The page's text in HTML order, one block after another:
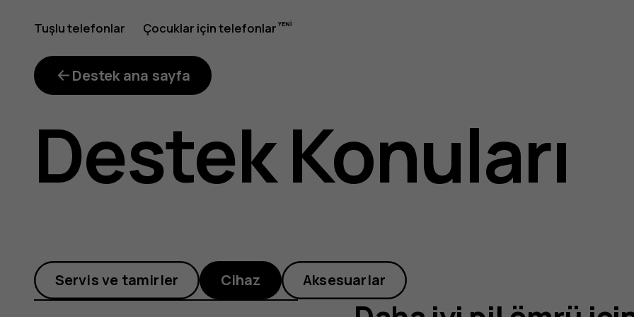
Daha
iyi
pil
ömrü
Tuşlu telefonlar Çocuklar için telefonlar
Destek ana sayfa
Destek Konuları
Servis ve tamirler Cihaz Aksesuarlar